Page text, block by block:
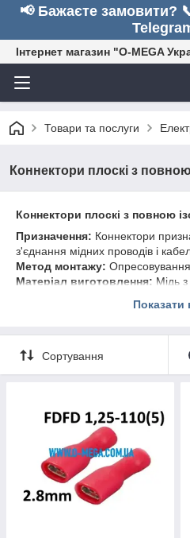
📢 Бажаєте замовити?
Інтернет магазин "O-MEGA
Товари та послуги
Коннектори плоскі з
Коннектори плоскі з повною
Призначення: Коннектори
з'єднання мідних проводів і
Метод монтажу:
Матеріал виготовлення: Мідь
кабелю, на яку розрахований
Три цифри після тире в
ширину контактної частини
мм, «187» - ширина 4,8 мм,
частини (5)- 0,5 мм, (8)- 0,8 мм.
Даний вид коннекторів
частковою ізоляцією (FDD)
дозволяє отримати повністю
разъединяемое з'єднання
приєднання до контактних груп
з'єднання проводів, коннектори
Показати
Сортування